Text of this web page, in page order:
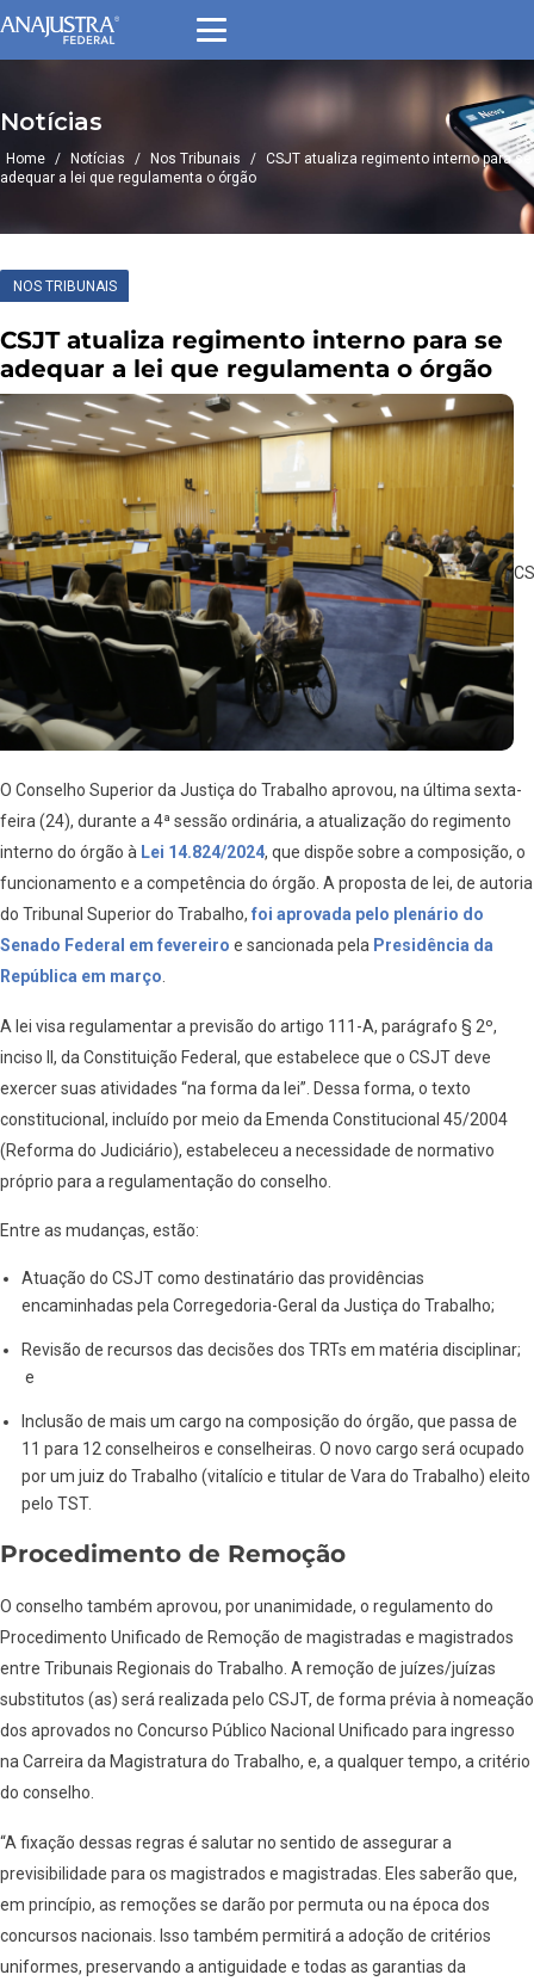
Notícias
Home / Notícias / Nos Tribunais / CSJT atualiza regimento interno para se
adequar a lei que regulamenta o órgão
NOS TRIBUNAIS
CSJT atualiza regimento interno para se
adequar a lei que regulamenta o órgão
O Conselho Superior da Justiça do Trabalho aprovou, na última sexta-
feira (24), durante a 4ª sessão ordinária, a atualização do regimento
interno do órgão à Lei 14.824/2024, que dispõe sobre a composição, o
funcionamento e a competência do órgão. A proposta de lei, de autoria
do Tribunal Superior do Trabalho, foi aprovada pelo plenário do
Senado Federal em fevereiro e sancionada pela Presidência da
República em março
A lei visa regulamentar a previsão do artigo 111-A, parágrafo § 2º,
inciso II, da Constituição Federal, que estabelece que o CSJT deve
exercer suas atividades “na forma da lei”. Dessa forma, o texto
constitucional, incluído por meio da Emenda Constitucional 45/2004
(Reforma do Judiciário), estabeleceu a necessidade de normativo
próprio para a regulamentação do conselho.
Entre as mudanças, estão:
Atuação do CSJT como destinatário das providências
encaminhadas pela Corregedoria-Geral da Justiça do Trabalho;
Revisão de recursos das decisões dos TRTs em matéria disciplinar;
e
Inclusão de mais um cargo na composição do órgão, que passa de
11 para 12 conselheiros e conselheiras. O novo cargo será ocupado
por um juiz do Trabalho (vitalício e titular de Vara do Trabalho) eleito
pelo TST.
Procedimento de Remoção
O conselho também aprovou, por unanimidade, o regulamento do
Procedimento Unificado de Remoção de magistradas e magistrados
entre Tribunais Regionais do Trabalho. A remoção de juízes/juízas
substitutos (as) será realizada pelo CSJT, de forma prévia à nomeação
dos aprovados no Concurso Público Nacional Unificado para ingresso
na Carreira da Magistratura do Trabalho, e, a qualquer tempo, a critério
do conselho.
“A fixação dessas regras é salutar no sentido de assegurar a
previsibilidade para os magistrados e magistradas. Eles saberão que,
em princípio, as remoções se darão por permuta ou na época dos
concursos nacionais. Isso também permitirá a adoção de critérios
uniformes, preservando a antiguidade e todas as garantias da